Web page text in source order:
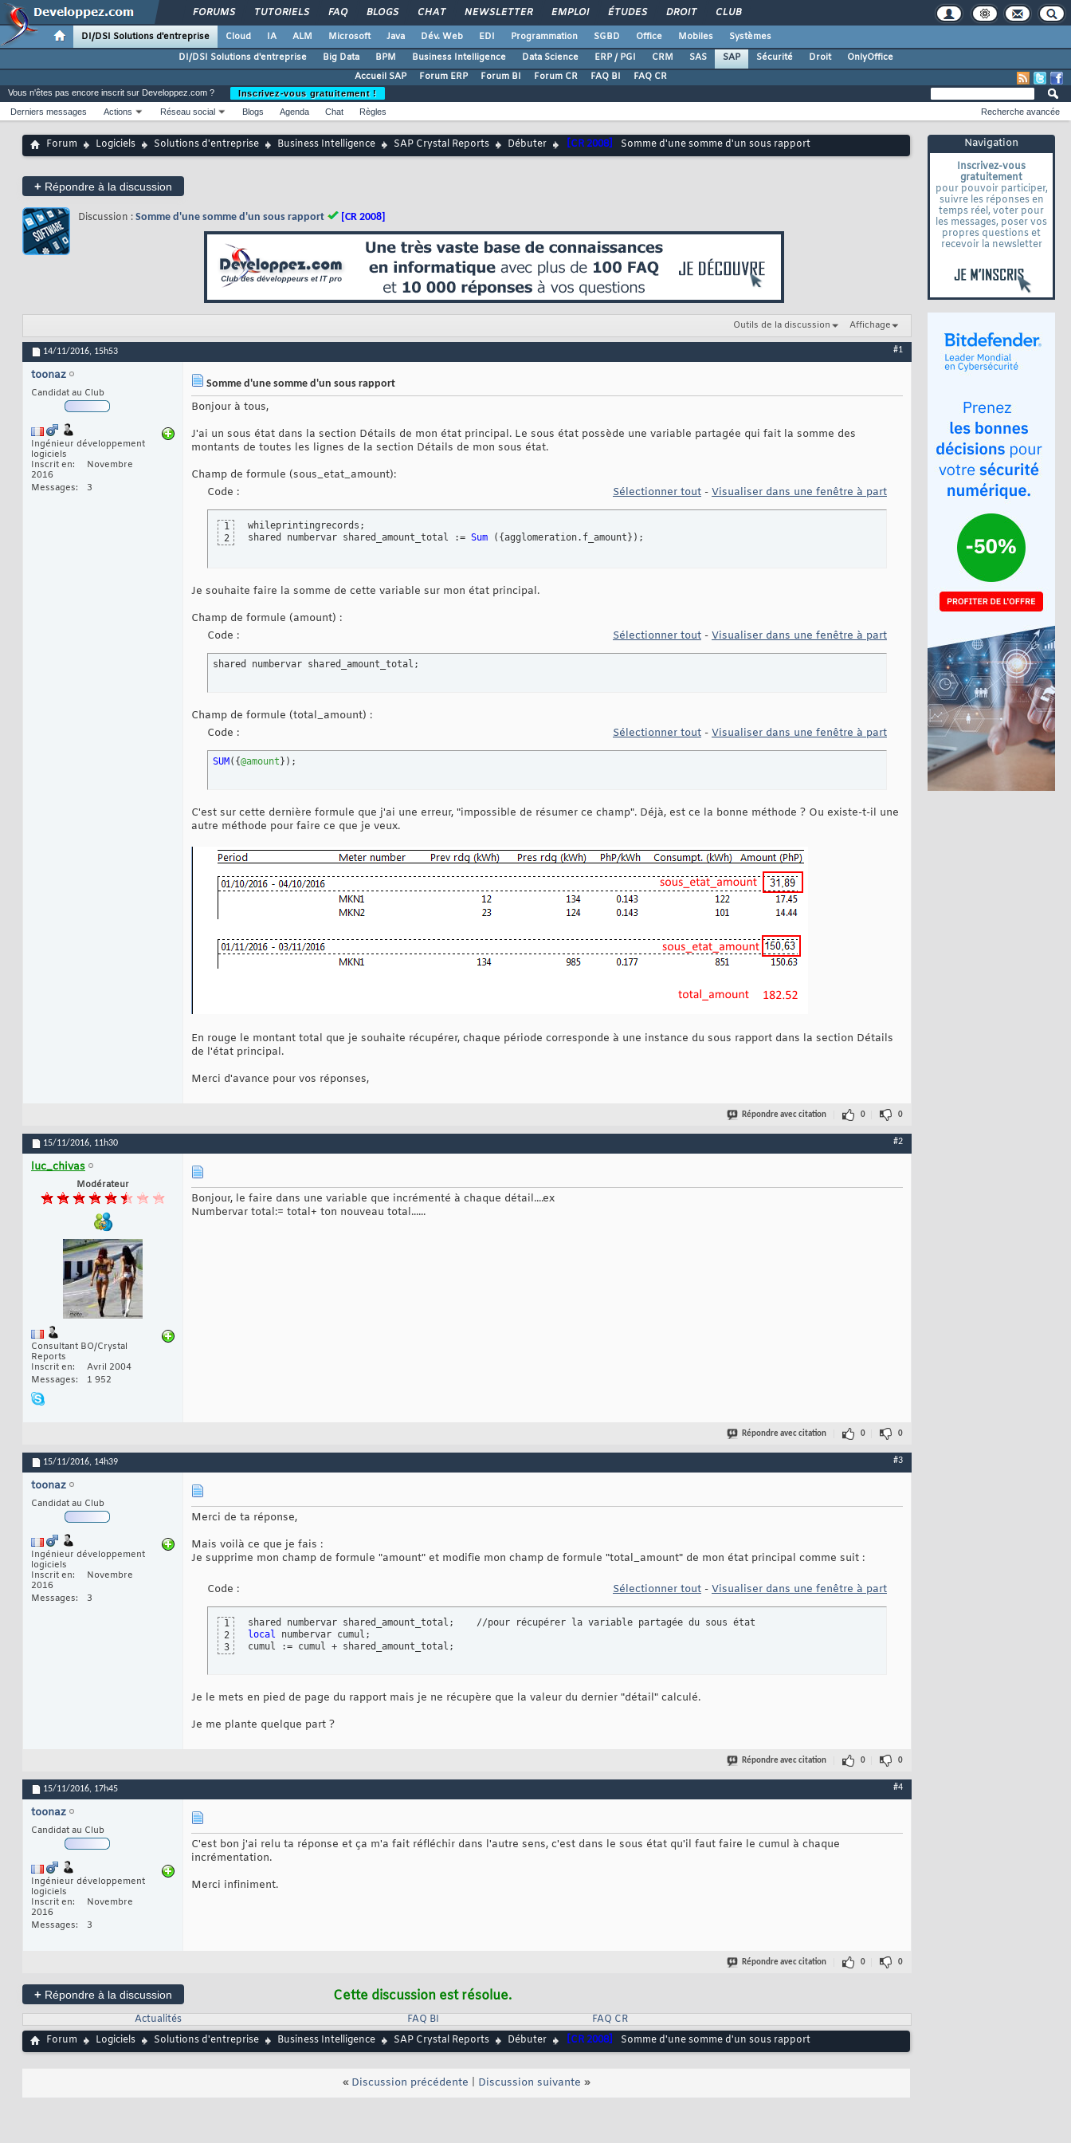
FORUMS TUTORIELS FAQ BLOGS CHAT NEWSLETTER EMPLOI ÉTUDES DROIT CLUB
DI/DSI Solutions d'entreprise Cloud IA ALM Microsoft Java Dév. Web EDI Programmation SGBD Office Mobiles
Systèmes
DI/DSI Solutions d'entreprise
Big Data BPM Business Intelligence Data Science ERP / PGI CRM SAS SAP Sécurité Droit
OnlyOffice
Accueil SAP
Forum ERP Forum BI Forum CR FAQ BI FAQ CR
Navigation
Inscrivez-vous
gratuitement
pour pouvoir participer,
suivre les réponses en
temps réel, voter pour
les messages, poser vos
propres questions et
recevoir la newsletter
Vous n'êtes pas encore inscrit sur Developpez.com ?
Inscrivez-vous gratuitement !
Derniers messages
Actions Réseau social Blogs Agenda Chat Règles Recherche avancée
Forum Logiciels Solutions d'entreprise Business Intelligence SAP Crystal Reports Débuter [CR 2008] Somme d'une somme d'un sous rapport
+ Répondre à la discussion
Discussion : Somme d'une somme d'un sous rapport [CR 2008]
Outils de la discussion Affichage
14/11/2016, 15h53 #1
toonaz
Candidat au Club
Ingénieur développement
logiciels
Inscrit en
Novembre
2016
Messages
3
Somme d'une somme d'un sous rapport
Bonjour à tous,
J'ai un sous état dans la section Détails de mon état principal. Le sous état possède une variable partagée qui fait la somme des
montants de toutes les lignes de la section Détails de mon sous état.
Champ de formule (sous_etat_amount):
Code :
Sélectionner tout - Visualiser dans une fenêtre à part
1
2
whileprintingrecords;
shared numbervar shared_amount_total := Sum ( {agglomeration.f_amount } ) ;
Je souhaite faire la somme de cette variable sur mon état principal.
Champ de formule (amount) :
Code :
Sélectionner tout - Visualiser dans une fenêtre à part
shared numbervar shared_amount_total;
Champ de formule (total_amount) :
Code :
Sélectionner tout - Visualiser dans une fenêtre à part
SUM ( {@amount } ) ;
C'est sur cette dernière formule que j'ai une erreur, "impossible de résumer ce champ". Déjà, est ce la bonne méthode ? Ou existe-t-il une
autre méthode pour faire ce que je veux.
En rouge le montant total que je souhaite récupérer, chaque période corresponde à une instance du sous rapport dans la section Détails
de l'état principal.
Merci d'avance pour vos réponses,
Répondre avec citation 0 0
15/11/2016, 11h30 #2
luc_chivas
Modérateur
Consultant BO/Crystal
Reports
Inscrit en
Avril 2004
Messages
1 952
Bonjour, le faire dans une variable que incrémenté à chaque détail....ex
Numbervar total:= total+ ton nouveau total......
Répondre avec citation 0 0
15/11/2016, 14h39 #3
toonaz
Candidat au Club
Ingénieur développement
logiciels
Inscrit en
Novembre
2016
Messages
3
Merci de ta réponse,
Mais voilà ce que je fais :
Je supprime mon champ de formule "amount" et modifie mon champ de formule "total_amount" de mon état principal comme suit :
Code : Sélectionner tout - Visualiser dans une fenêtre à part
1
2
3
local numbervar cumul;
cumul := cumul + shared_amount_total;
Je le mets en pied de page du rapport mais je ne récupère que la valeur du dernier "détail" calculé.
Je me plante quelque part ?
Répondre avec citation 0 0
15/11/2016, 17h45 #4
toonaz
Candidat au Club
Ingénieur développement
logiciels
Inscrit en
Novembre
2016
Messages
3
C'est bon j'ai relu ta réponse et ça m'a fait réfléchir dans l'autre sens, c'est dans le sous état qu'il faut faire le cumul à chaque
incrémentation.
Merci infiniment.
Répondre avec citation 0 0
+ Répondre à la discussion Cette discussion est résolue.
Actualités FAQ BI
FAQ CR
Forum
Logiciels Solutions d'entreprise Business Intelligence SAP Crystal Reports Débuter [CR 2008] Somme d'une somme d'un sous rapport
« Discussion précédente Discussion suivante »